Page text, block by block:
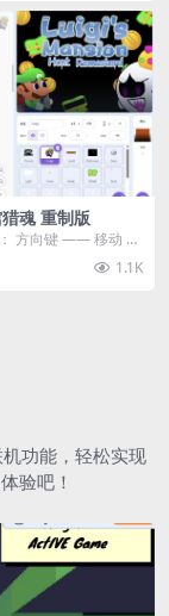
魂 重制版
方向键 —— 移动 &
打开宝箱 将你...
1.1K
功能，轻松实现
验吧！